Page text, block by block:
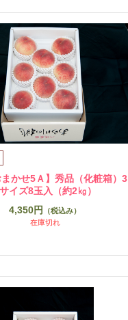
かせ5Ａ】秀品（化粧箱）3
イズ8玉入（約2㎏）
4,350円
（税込み）
在庫切れ